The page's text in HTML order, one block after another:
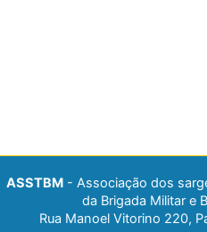
ASSTBM - Associação dos
da Brigada Militar e
Rua Manoel Vitorino 220,